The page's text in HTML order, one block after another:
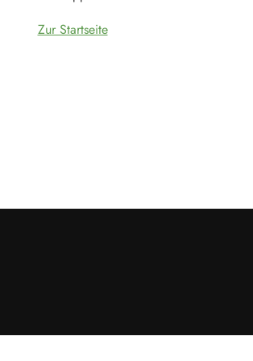
Zur Startseite